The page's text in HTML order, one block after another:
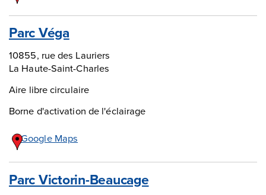
Parc Véga
10855, rue des Lauriers
La Haute-Saint-Charles
Aire libre circulaire
Borne d'activation de l'éclairage
Google Maps
Parc Victorin-Beaucage